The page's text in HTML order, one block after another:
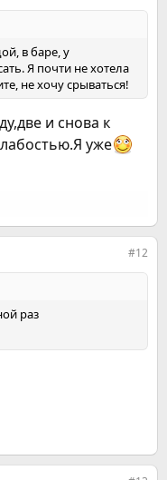
в баре, у
Я почти не хотела
не хочу срываться!
и снова к
уже
#12
раз